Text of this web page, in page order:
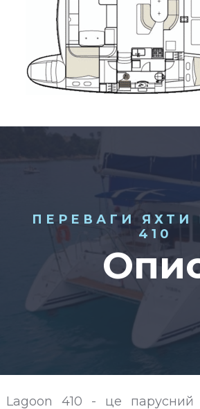
ПЕРЕВАГИ ЯХТИ
410
Lagoon 410 - це парусний